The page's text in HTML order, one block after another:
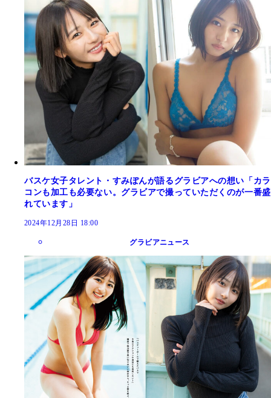
バスケ女子タレント・すみぽんが語るグラビアへの想い「カラ
コンも加工も必要ない。グラビアで撮っていただくのが一番盛
れています」
2024年12月28日 18:00
グラビアニュース